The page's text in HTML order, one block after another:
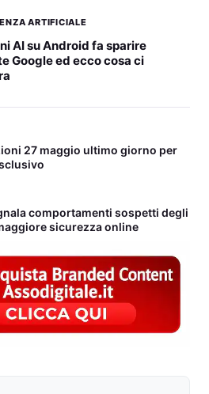
ARTIFICIALE
AI su Android fa sparire
Google ed ecco cosa ci
27 maggio ultimo giorno per
comportamenti sospetti degli
sicurezza online